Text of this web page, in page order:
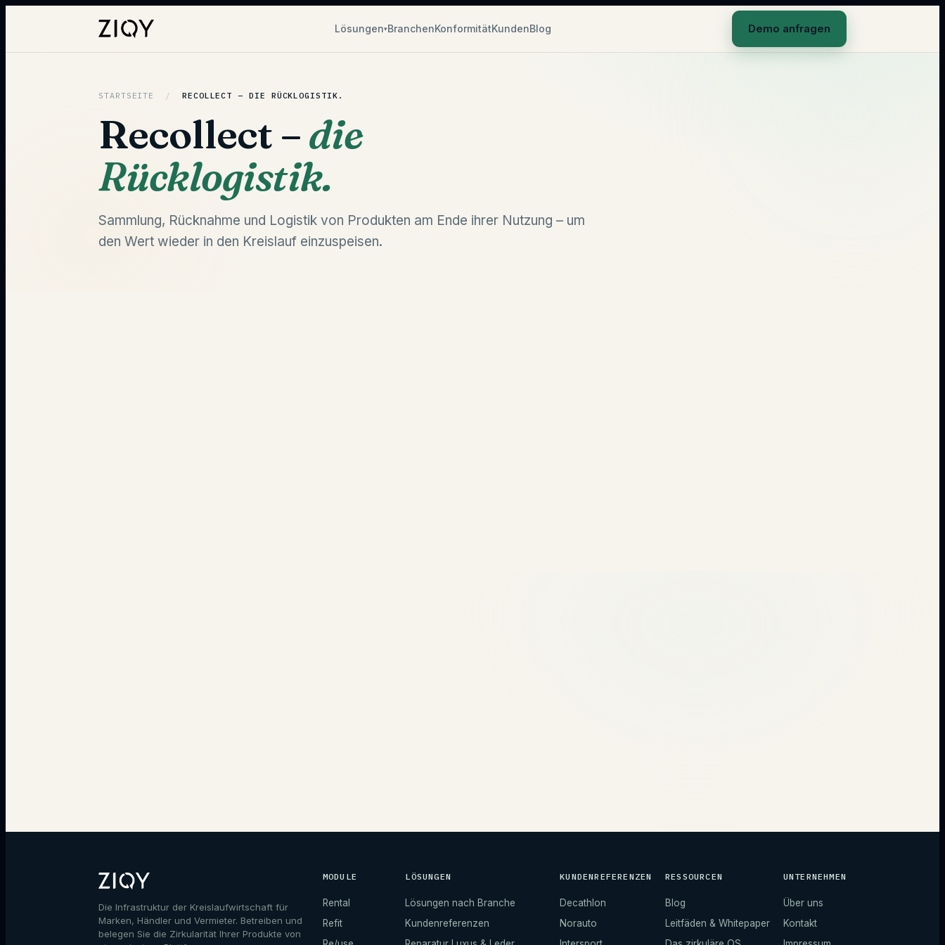
Lösungen▾BranchenKonformitätKundenBlog Demo anfragen
STARTSEITE / RECOLLECT – DIE RÜCKLOGISTIK.
Recollect –die
Rücklogistik.
Sammlung, Rücknahme und Logistik von Produkten am Ende ihrer Nutzung – um
den Wert wieder in den Kreislauf einzuspeisen.
Die Infrastruktur der Kreislaufwirtschaft für
Marken, Händler und Vermieter. Betreiben und
belegen Sie die Zirkularität Ihrer Produkte von
MODULE
Rental
Refit
LÖSUNGEN
Lösungen nach Branche
Kundenreferenzen
KUNDENREFERENZEN
Decathlon
Norauto
RESSOURCEN
Blog
Leitfäden & Whitepaper
UNTERNEHMEN
Über uns
Kontakt